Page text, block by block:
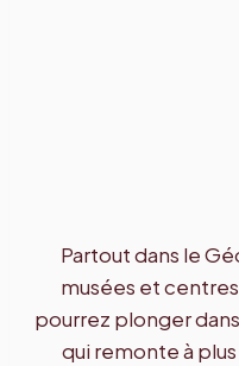
Partout dans le
musées et
pourrez plonger
qui remonte à